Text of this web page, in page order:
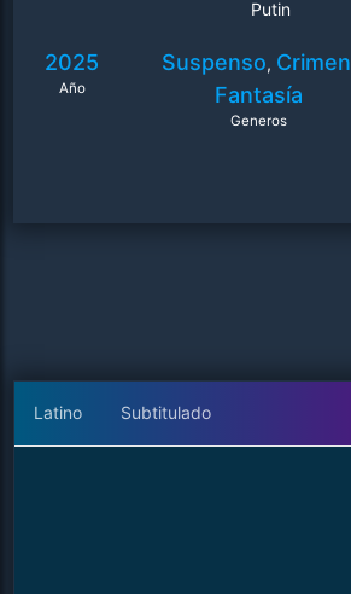
Putin
2025
Año
Suspenso, Crimen
Fantasía
Generos
Latino Subtitulado